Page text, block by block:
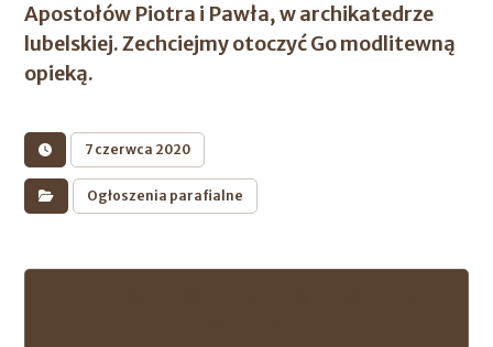
Apostołów Piotra i Pawła, w archikatedrze
lubelskiej. Zechciejmy otoczyć Go modlitewną
opieką.
7 czerwca 2020
Ogłoszenia parafialne